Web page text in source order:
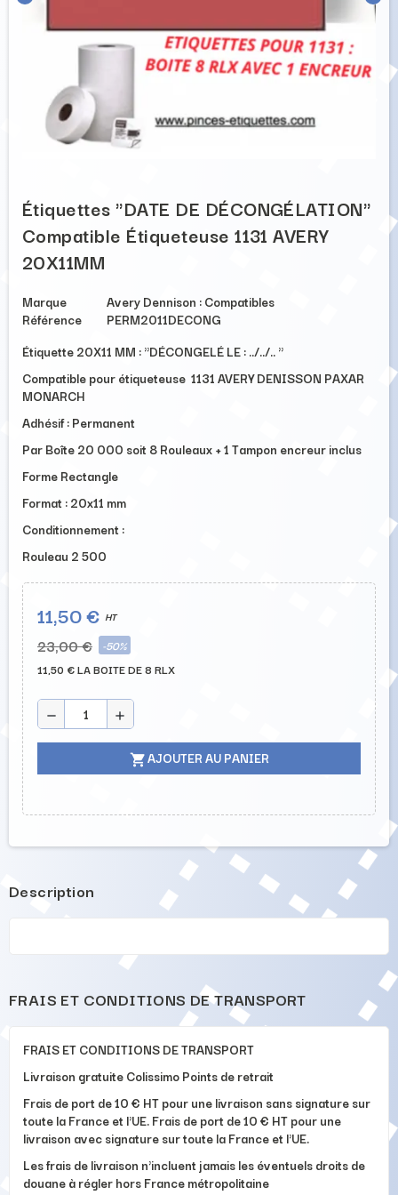
Étiquettes "DATE DE DÉCONGÉLATION"
Compatible Étiqueteuse 1131 AVERY
20X11MM
Marque
Avery Dennison : Compatibles
Référence
PERM2011DECONG
Étiquette 20X11 MM : "DÉCONGELÉ LE : ../../.. "
Compatible pour étiqueteuse 1131 AVERY DENISSON PAXAR
MONARCH
Adhésif : Permanent
Par Boîte 20 000 soit 8 Rouleaux + 1 Tampon encreur inclus
Forme Rectangle
Format :20x11 mm
Conditionnement :
Rouleau 2 500
11,50 € HT
23,00 €
-50%
11,50 € LA BOITE DE 8 RLX
remove add
shopping_cartAJOUTER AU PANIER
Description
FRAIS ET CONDITIONS DE TRANSPORT
FRAIS ET CONDITIONS DE TRANSPORT
Livraison gratuite Colissimo Points de retrait
Frais de port de 10 € HT pour une livraison sans signature sur
toute la France et l'UE. Frais de port de 10 € HT pour une
livraison avec signature sur toute la France et l'UE.
Les frais de livraison n'incluent jamais les éventuels droits de
douane à régler hors France métropolitaine